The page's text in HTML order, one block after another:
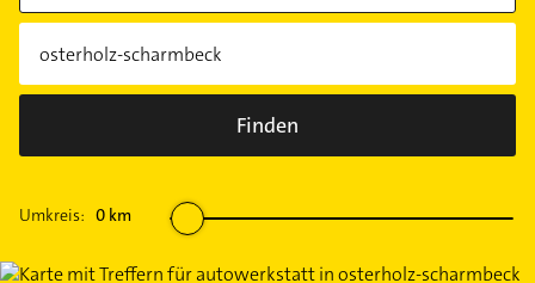
Finden
Umkreis: 0 km